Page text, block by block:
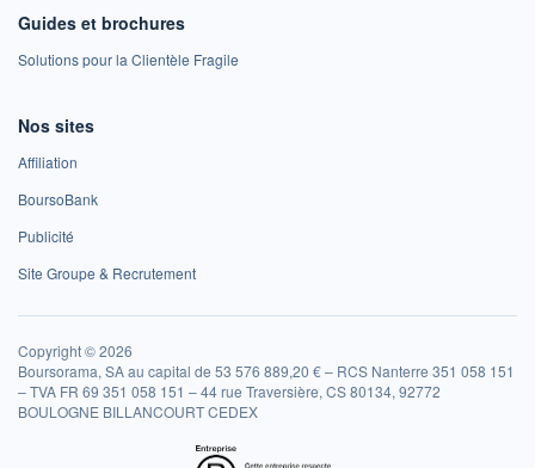
Guides et brochures
Solutions pour la Clientèle Fragile
Nos sites
Affiliation
BoursoBank
Publicité
Site Groupe & Recrutement
Copyright © 2026
Boursorama, SA au capital de 53 576 889,20 € – RCS Nanterre 351 058 151
– TVA FR 69 351 058 151 – 44 rue Traversière, CS 80134, 92772
BOULOGNE BILLANCOURT CEDEX